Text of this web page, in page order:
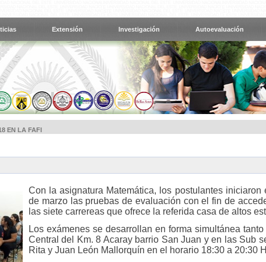
Extensión Investigación Autoevaluación
EN LA FAFI
Con la asignatura Matemática, los postulantes iniciaron
de marzo las pruebas de evaluación con el fin de
las siete carrereas que ofrece la referida casa de altos
Los exámenes se desarrollan en forma simultánea
Central del Km. 8 Acaray barrio San Juan y en las Sub
Rita y Juan León Mallorquín en el horario 18:30 a 20:30